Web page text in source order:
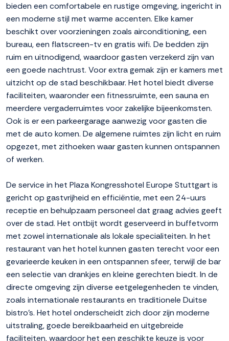
bieden een comfortabele en rustige omgeving, ingericht in
een moderne stijl met warme accenten. Elke kamer
beschikt over voorzieningen zoals airconditioning, een
bureau, een flatscreen-tv en gratis wifi. De bedden zijn
ruim en uitnodigend, waardoor gasten verzekerd zijn van
een goede nachtrust. Voor extra gemak zijn er kamers met
uitzicht op de stad beschikbaar. Het hotel biedt diverse
faciliteiten, waaronder een fitnessruimte, een sauna en
meerdere vergaderruimtes voor zakelijke bijeenkomsten.
Ook is er een parkeergarage aanwezig voor gasten die
met de auto komen. De algemene ruimtes zijn licht en ruim
opgezet, met zithoeken waar gasten kunnen ontspannen
of werken.
De service in het Plaza Kongresshotel Europe Stuttgart is
gericht op gastvrijheid en efficiëntie, met een 24-uurs
receptie en behulpzaam personeel dat graag advies geeft
over de stad. Het ontbijt wordt geserveerd in buffetvorm
met zowel internationale als lokale specialiteiten. In het
restaurant van het hotel kunnen gasten terecht voor een
gevarieerde keuken in een ontspannen sfeer, terwijl de bar
een selectie van drankjes en kleine gerechten biedt. In de
directe omgeving zijn diverse eetgelegenheden te vinden,
zoals internationale restaurants en traditionele Duitse
bistro's. Het hotel onderscheidt zich door zijn moderne
uitstraling, goede bereikbaarheid en uitgebreide
faciliteiten, waardoor het een geschikte keuze is voor